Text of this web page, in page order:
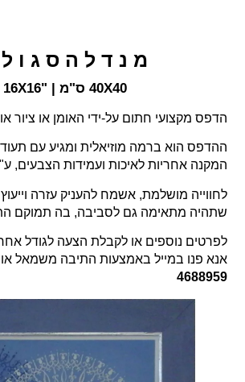
מ נ ד ל ה ס ג ו
40X40 ס"מ | "16X16
הדפס מקצועי חתום על-ידי האומן או ציור
המקנה אחריות לאיכות ועמידות הצבעים,
לחווייה מושלמת, אשמח להעניק עזרה
שתהיה מתאימה גם לסביבה, בה תמוקם
לפרטים נוספים או לקבלת הצעה לגודל אחר
אנא פנו במייל באמצעות התיבה משמאל
4688959